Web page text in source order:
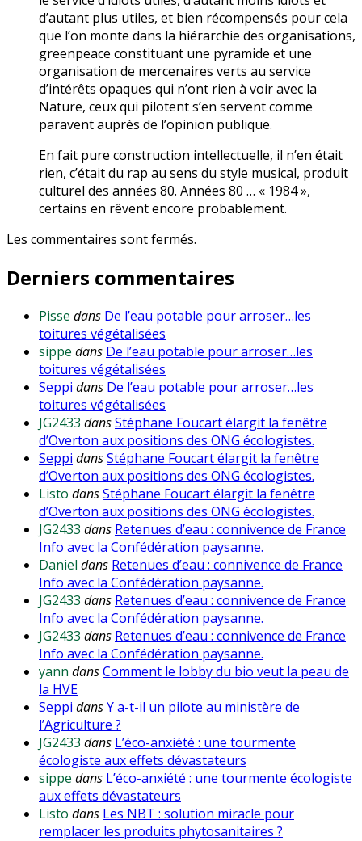
d’autant plus utiles, et bien récompensés pour cela
que l’on monte dans la hiérarchie des organisations,
greenpeace constituant une pyramide et une
organisation de mercenaires verts au service
d’intérêts opaques qui n’ont rien à voir avec la
Nature, ceux qui pilotent s’en servent comme
paravent auprès de l’opinion publique.
En fait pure construction intellectuelle, il n’en était
rien, c’était du rap au sens du style musical, produit
culturel des années 80. Années 80 … « 1984 »,
certains en rêvent encore probablement.
Les commentaires sont fermés.
Derniers commentaires
Pisse dans De l’eau potable pour arroser…les
toitures végétalisées
sippe dans De l’eau potable pour arroser…les
toitures végétalisées
Seppi dans De l’eau potable pour arroser…les
toitures végétalisées
JG2433 dansStéphane Foucart élargit la fenêtre
d’Overton aux positions des ONG écologistes.
Seppi dansStéphane Foucart élargit la fenêtre
d’Overton aux positions des ONG écologistes.
Listo dansStéphane Foucart élargit la fenêtre
d’Overton aux positions des ONG écologistes.
JG2433 dans Retenues d’eau : connivence de France
Info avec la Confédération paysanne.
Daniel dans Retenues d’eau : connivence de France
Info avec la Confédération paysanne.
JG2433 dans Retenues d’eau : connivence de France
Info avec la Confédération paysanne.
JG2433 dans Retenues d’eau : connivence de France
Info avec la Confédération paysanne.
yann dansComment le lobby du bio veut la peau de
la HVE
Seppi dansY a-t-il un pilote au ministère de
l’Agriculture ?
JG2433 dans L’éco-anxiété : une tourmente
écologiste aux effets dévastateurs
sippe dans L’éco-anxiété : une tourmente écologiste
aux effets dévastateurs
Listo dans Les NBT : solution miracle pour
remplacer les produits phytosanitaires ?